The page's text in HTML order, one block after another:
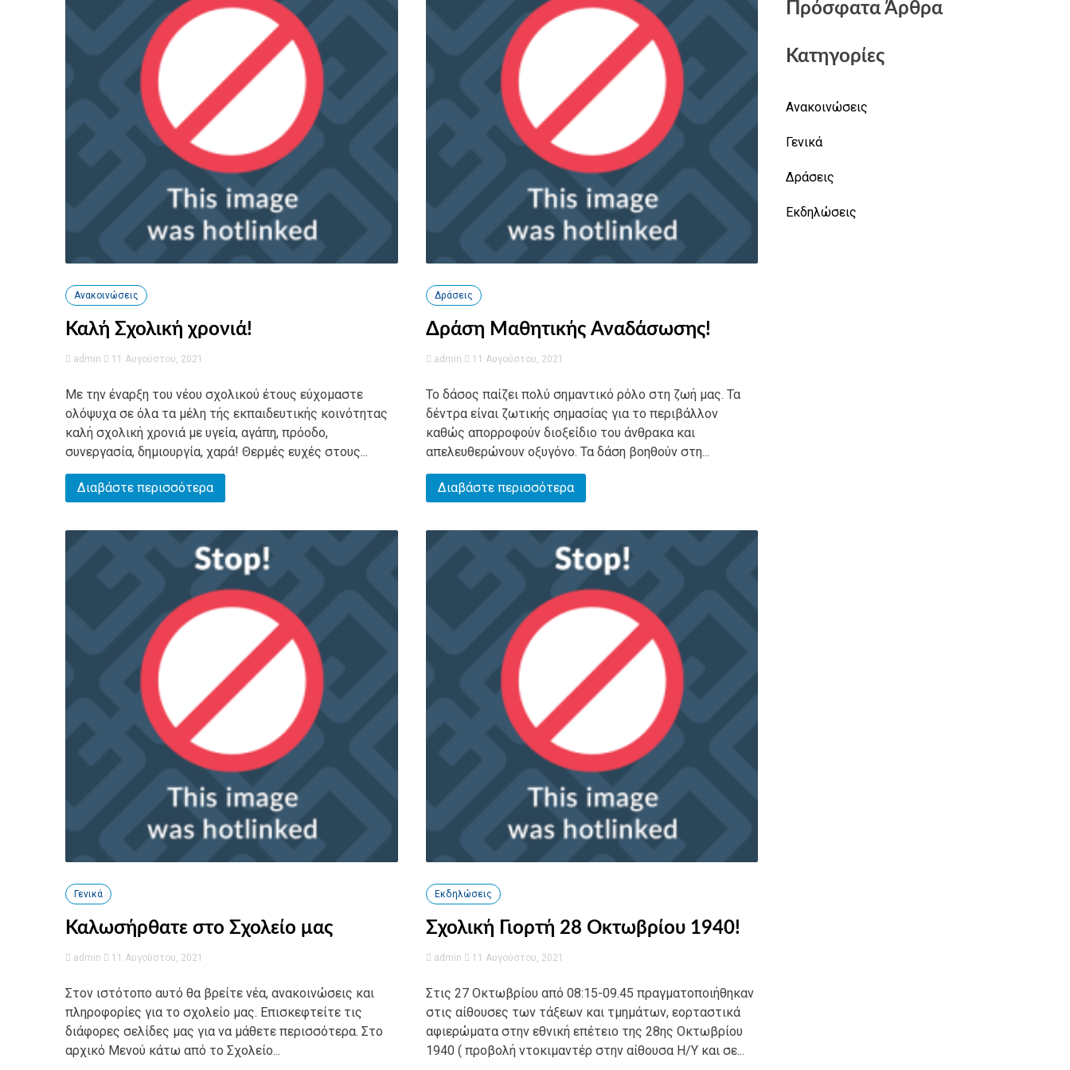
Ανακοινώσεις
Καλή Σχολική χρονιά!
admin 11 Αυγούστου, 2021
Με την έναρξη του νέου σχολικού έτους εύχομαστε
ολόψυχα σε όλα τα μέλη τής εκπαιδευτικής κοινότητας
καλή σχολική χρονιά με υγεία, αγάπη, πρόοδο,
συνεργασία, δημιουργία, χαρά! Θερμές ευχές στους...
Διαβάστε περισσότερα
Γενικά
Καλωσήρθατε στο Σχολείο μας
admin 11 Αυγούστου, 2021
Στον ιστότοπο αυτό θα βρείτε νέα, ανακοινώσεις και
πληροφορίες για το σχολείο μας. Επισκεφτείτε τις
διάφορες σελίδες μας για να μάθετε περισσότερα. Στο
αρχικό Μενού κάτω από το Σχολείο...
Δράσεις
Δράση Μαθητικής Αναδάσωσης!
admin 11 Αυγούστου, 2021
Το δάσος παίζει πολύ σημαντικό ρόλο στη ζωή μας. Τα
δέντρα είναι ζωτικής σημασίας για το περιβάλλον
καθώς απορροφούν διοξείδιο του άνθρακα και
απελευθερώνουν οξυγόνο. Τα δάση βοηθούν στη...
Διαβάστε περισσότερα
Εκδηλώσεις
Σχολική Γιορτή 28 Οκτωβρίου 1940!
admin 11 Αυγούστου, 2021
Στις 27 Οκτωβρίου από 08:15-09.45 πραγματοποιήθηκαν
στις αίθουσες των τάξεων και τμημάτων, εορταστικά
αφιερώματα στην εθνική επέτειο της 28ης Οκτωβρίου
1940 ( προβολή ντοκιμαντέρ στην αίθουσα Η/Υ και σε...
Πρόσφατα Άρθρα
Κατηγορίες
Ανακοινώσεις
Γενικά
Δράσεις
Εκδηλώσεις